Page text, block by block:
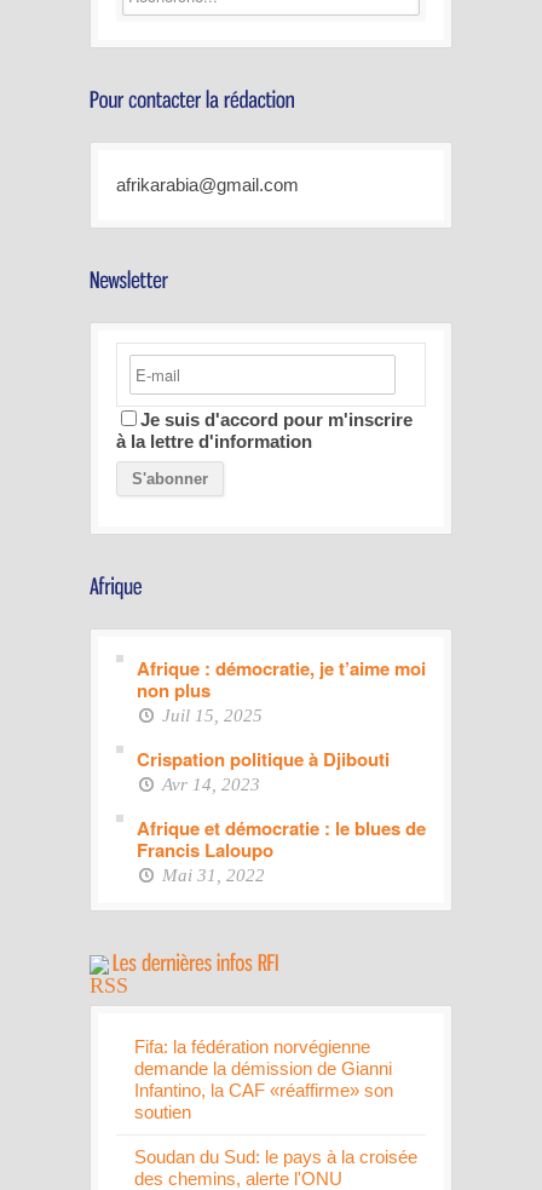
afrikarabia@gmail.com
Je suis d'accord pour m'inscrire
à la lettre d'information
Afrique : démocratie, je t’aime moi
non plus
Juil 15, 2025
Crispation politique à Djibouti
Avr 14, 2023
Afrique et démocratie : le blues de
Francis Laloupo
Mai 31, 2022
Fifa: la fédération norvégienne
demande la démission de Gianni
Infantino, la CAF «réaffirme» son
soutien
Soudan du Sud: le pays à la croisée
des chemins, alerte l'ONU